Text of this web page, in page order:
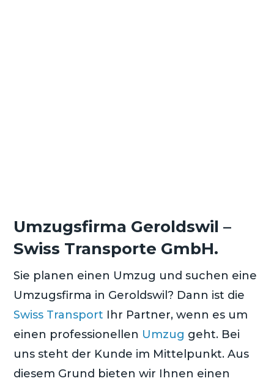
Umzugsfirma Geroldswil –
Swiss Transporte GmbH.
Sie planen einen Umzug und suchen eine
Umzugsfirma in Geroldswil? Dann ist die
Swiss Transport Ihr Partner, wenn es um
einen professionellen Umzug geht. Bei
uns steht der Kunde im Mittelpunkt. Aus
diesem Grund bieten wir Ihnen einen